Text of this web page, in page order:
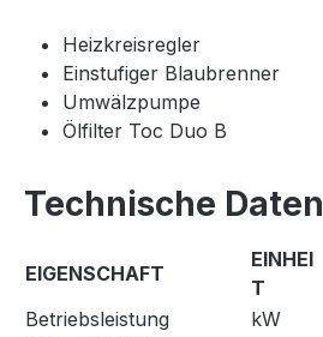
Heizkreisregler
Einstufiger Blaubrenner
Umwälzpumpe
Ölfilter Toc Duo B
Technische Daten
EIGENSCHAFT
EINHEI
T
Betriebsleistung
kW